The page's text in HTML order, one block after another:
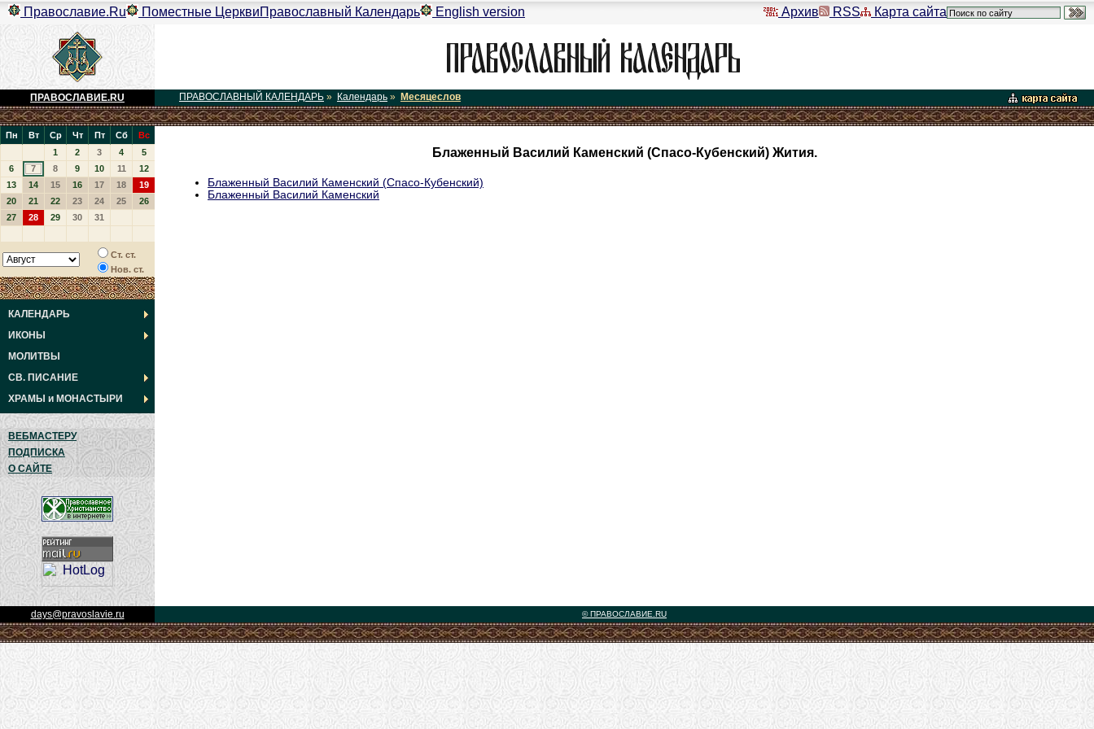
Архив RSS Карта сайта
Православие.Ru Поместные ЦерквиПравославный Календарь English version
ПРАВОСЛАВИЕ.RU ПРАВОСЛАВНЫЙ КАЛЕНДАРЬ » Календарь » Месяцеслов
Пн Вт Ср Чт Пт Сб
Вс
1
2 3 4
5
6
7 8 9 10 11
12
13
14 15 16 17 18
19
20
21 22 23 24 25
26
27
28 29 30 31
Ст. ст.
Нов. ст.
КАЛЕНДАРЬ
ИКОНЫ
МОЛИТВЫ
СВ. ПИСАНИЕ
ХРАМЫ и МОНАСТЫРИ
ВЕБМАСТЕРУ
ПОДПИСКА
О САЙТЕ
Блаженный Василий Каменский (Спасо-Кубенский) Жития.
Блаженный Василий Каменский (Спасо-Кубенский)
Блаженный Василий Каменский
days@pravoslavie.ru © ПРАВОСЛАВИЕ.RU